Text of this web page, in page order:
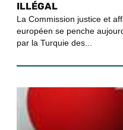
ILLÉGAL
La Commission justice et
européen se penche
par la Turquie des...